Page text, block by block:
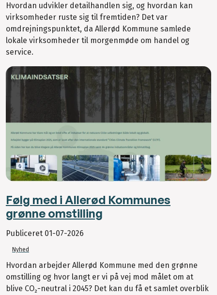
Hvordan udvikler detailhandlen sig, og hvordan kan
virksomheder ruste sig til fremtiden? Det var
omdrejningspunktet, da Allerød Kommune samlede
lokale virksomheder til morgenmøde om handel og
service.
Følg med i Allerød Kommunes
grønne omstilling
Publiceret 01-07-2026
Nyhed
Hvordan arbejder Allerød Kommune med den grønne
omstilling og hvor langt er vi på vej mod målet om at
blive CO₂-neutral i 2045? Det kan du få et samlet overblik